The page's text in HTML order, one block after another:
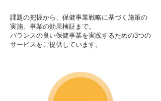
課題の把握から、保健事業戦略に基づく施策の
実施、事業の効果検証まで。
バランスの良い保健事業を実践するための3つの
サービスをご提供しています。